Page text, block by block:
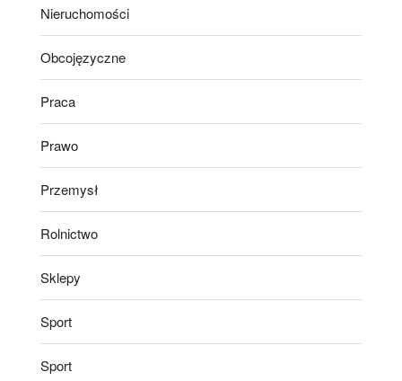
Nieruchomości
Obcojęzyczne
Praca
Prawo
Przemysł
Rolnictwo
Sklepy
Sport
Sport